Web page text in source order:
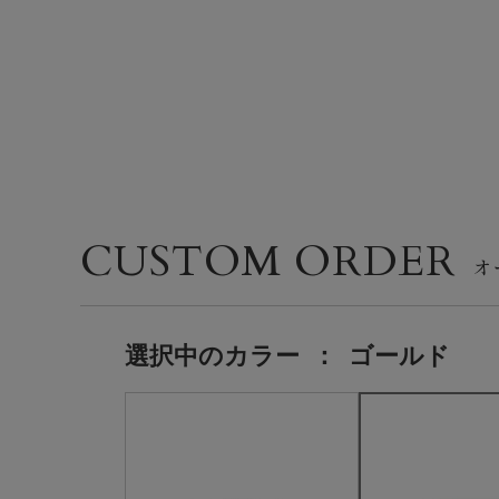
CUSTOM ORDER
選択中のカラー ： ゴールド